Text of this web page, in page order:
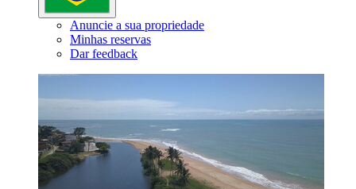
Anuncie a sua propriedade
Minhas reservas
Dar feedback